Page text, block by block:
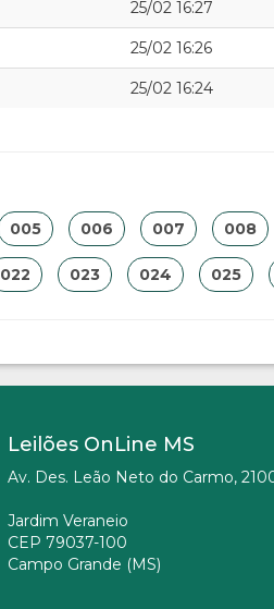
25/02 16:27
25/02 16:26
25/02 16:24
005 006 007 008
022 023 024 025
Leilões OnLine MS
Av. Des. Leão Neto do Carmo,
Jardim Veraneio
CEP 79037-100
Campo Grande (MS)